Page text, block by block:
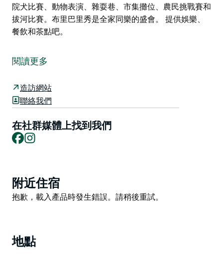
院犬比賽、動物表演、雜耍巷、市集攤位、農民挑戰賽和
拔河比賽。布里巴里秀是全家同樂的盛會。 提供娛樂、
餐飲和茶點吧。
們的第100場！
攝影、農產品和羊毛製品。此外，還有庭院犬比賽、動物
表演、雜耍巷、市集攤位、農民挑戰賽和拔河比賽。布里
巴里秀是全家同樂的盛會。
提供娛樂、餐飲和茶點吧。
閱讀更多
造訪網站
聯絡我們
在社群媒體上找到我們
Facebook
Product
List
附近住宿
Product
抱歉，載入產品時發生錯誤。請稍後重試。
地點